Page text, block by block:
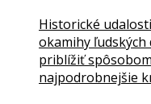
Historické
okamihy
priblížiť
najpodrobnejšie